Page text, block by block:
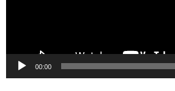
00:00